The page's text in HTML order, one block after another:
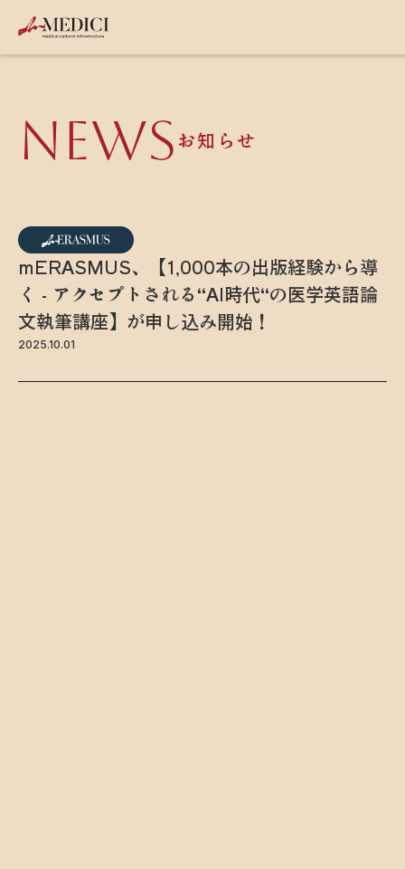
NEWS お知らせ
mERASMUS、【1,000本の出版経験から導
く - アクセプトされる“AI時代“の医学英語論
文執筆講座】が申し込み開始！
2025.10.01